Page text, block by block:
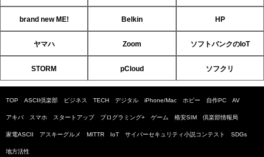
brand new ME! Belkin HP
ヤマハ Zoom ソフトバンクのIoT
STORM pCloud ソフクリ
TOP ASCII倶楽部 ビジネス TECH デジタル iPhone/Mac ホビー 自作PC AV
アキバ スマホ スタートアップ プログラミング+ ゲーム 格安SIM 倶楽部情報局
家電ASCII アスキーグルメ MITTR IoT サイバーセキュリティ小説コンテスト SDGs
地方活性